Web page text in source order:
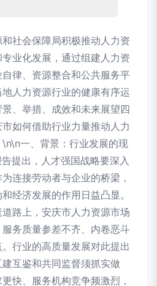
社会保障局积极推动人力资
业化发展，通过组建人力资
律、资源整合和公共服务平
人力资源行业的健康有序运
、举措、成效和未来展望四
如何借助行业力量推动人力
一、背景：行业发展的现
提出，人才强国战略要深入
连接劳动者与企业的桥梁，
经济发展的作用日益凸显。
路上，安庆市人力资源市场
务质量参差不齐、内卷恶斗
行业的高质量发展对此提出
互鉴和共同监督须抓实做
快、服务机构竞争频激烈，